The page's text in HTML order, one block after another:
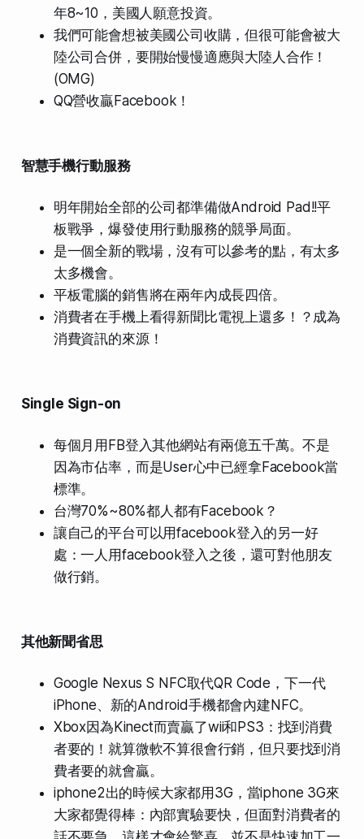
年8~10，美國人願意投資。
我們可能會想被美國公司收購，但很可能會被大
陸公司合併，要開始慢慢適應與大陸人合作！
(OMG)
QQ營收贏Facebook！
智慧手機行動服務
明年開始全部的公司都準備做Android Pad!!平
板戰爭，爆發使用行動服務的競爭局面。
是一個全新的戰場，沒有可以參考的點，有太多
太多機會。
平板電腦的銷售將在兩年內成長四倍。
消費者在手機上看得新聞比電視上還多！？成為
消費資訊的來源！
Single Sign-on
每個月用FB登入其他網站有兩億五千萬。不是
因為市佔率，而是User心中已經拿Facebook當
標準。
台灣70%~80%都人都有Facebook？
讓自己的平台可以用facebook登入的另一好
處：一人用facebook登入之後，還可對他朋友
做行銷。
其他新聞省思
Google Nexus S NFC取代QR Code，下一代
iPhone、新的Android手機都會內建NFC。
Xbox因為Kinect而賣贏了wii和PS3：找到消費
者要的！就算微軟不算很會行銷，但只要找到消
費者要的就會贏。
iphone2出的時候大家都用3G，當iphone 3G來
大家都覺得棒：內部實驗要快，但面對消費者的